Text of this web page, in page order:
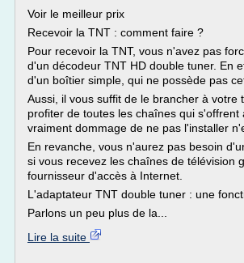
Voir le meilleur prix
Recevoir la TNT : comment faire ?
Pour recevoir la TNT, vous n'avez pas
d'un décodeur TNT HD double tuner. En
d'un boîtier simple, qui ne possède pas
Aussi, il vous suffit de le brancher à votre
profiter de toutes les chaînes qui s'offrent
vraiment dommage de ne pas l'installer
En revanche, vous n'aurez pas besoin
si vous recevez les chaînes de télévision
fournisseur d'accès à Internet.
L'adaptateur TNT double tuner : une
Parlons un peu plus de la...
Lire la suite